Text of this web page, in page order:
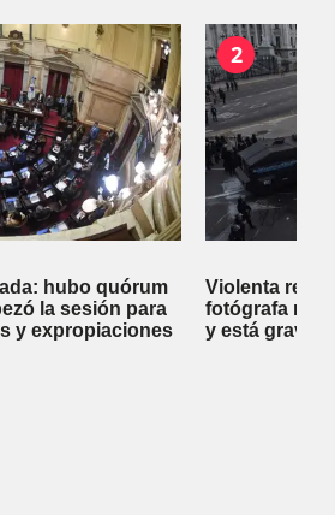
hubo quórum
la sesión para
y expropiaciones
2
Violenta
fotógrafa
y está